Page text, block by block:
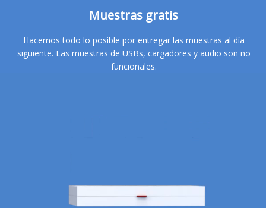
Muestras gratis
Hacemos todo lo posible por entregar las muestras al día
siguiente. Las muestras de USBs, cargadores y audio son no
funcionales.